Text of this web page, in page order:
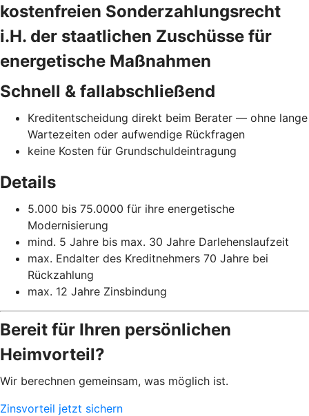
kostenfreien Sonderzahlungsrecht
i.H. der staatlichen Zuschüsse für
energetische Maßnahmen
Schnell & fallabschließend
Kreditentscheidung direkt beim Berater — ohne lange
Wartezeiten oder aufwendige Rückfragen
keine Kosten für Grundschuldeintragung
Details
5.000 bis 75.0000 für ihre energetische
Modernisierung
mind. 5 Jahre bis max. 30 Jahre Darlehenslaufzeit
max. Endalter des Kreditnehmers 70 Jahre bei
Rückzahlung
max. 12 Jahre Zinsbindung
Bereit für Ihren persönlichen
Heimvorteil?
Wir berechnen gemeinsam, was möglich ist.
Zinsvorteil jetzt sichern